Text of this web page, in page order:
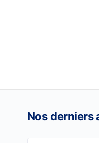
Nos